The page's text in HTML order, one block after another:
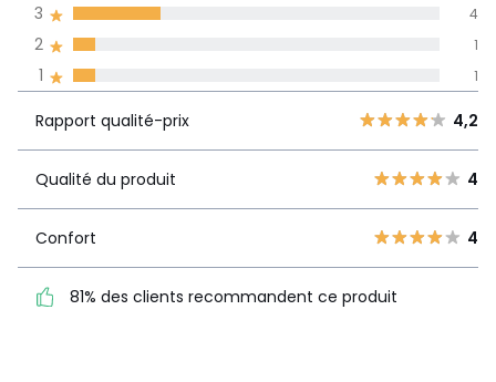
1 1
2
3 4
4
5 4,2
4
4
recommandent ce produit
1 1
2 1
3 4
Rapport qualité-prix 4,2
Qualité du produit 4
Confort 4
81% des clients recommandent ce produit